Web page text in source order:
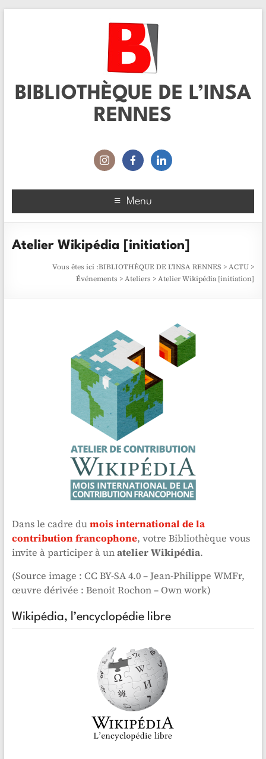
BIBLIOTHÈQUE DE L’INSA
RENNES
Menu
Atelier Wikipédia [initiation]
Vous êtes ici :BIBLIOTHÈQUE DE L'INSA RENNES >ACTU >
Événements >Ateliers >Atelier Wikipédia [initiation]
Dans le cadre dumois international de la
contribution francophone, votre Bibliothèque vous
invite à participer à unatelier Wikipédia.
(Source image : CC BY-SA 4.0 – Jean-Philippe WMFr,
œuvre dérivée : Benoit Rochon – Own work)
Wikipédia, l’encyclopédie libre